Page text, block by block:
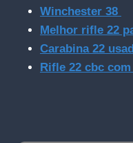
Winchester 38
Melhor rifle 22
Carabina 22
Rifle 22 cbc